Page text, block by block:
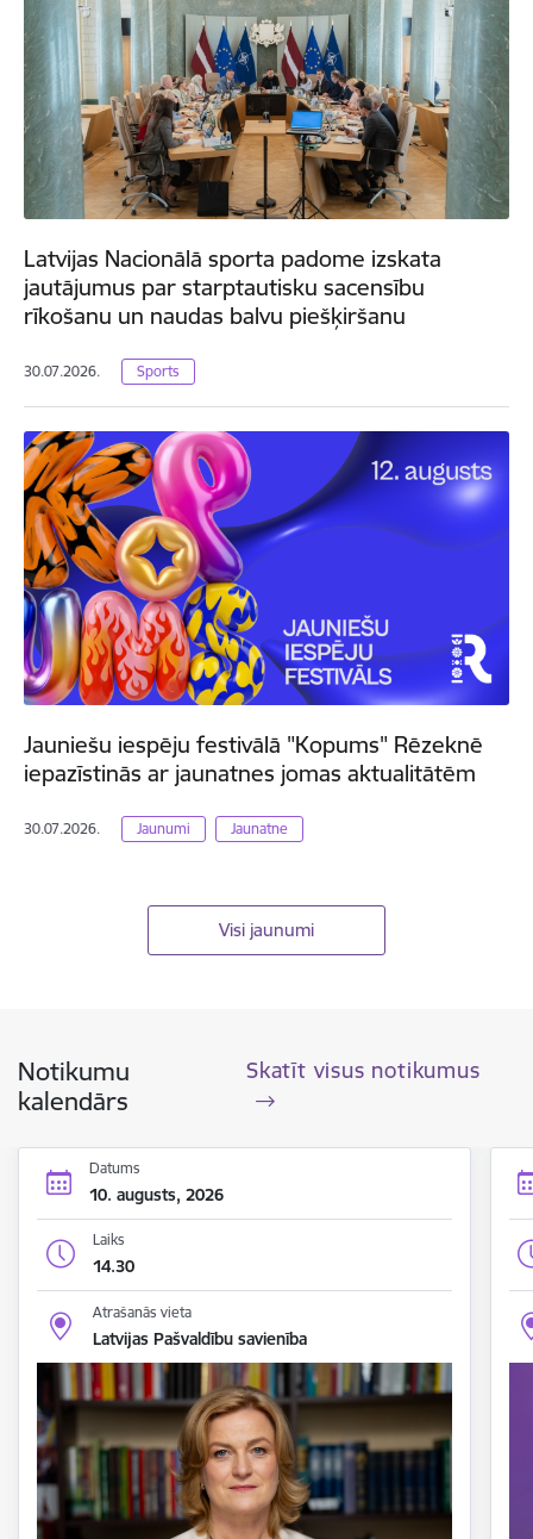
Latvijas Nacionālā sporta padome izskata
jautājumus par starptautisku sacensību
rīkošanu un naudas balvu piešķiršanu
30.07.2026. Sports
Jauniešu iespēju festivālā "Kopums" Rēzeknē
iepazīstinās ar jaunatnes jomas aktualitātēm
30.07.2026. Jaunumi Jaunatne
Visi jaunumi
Notikumu
kalendārs
Skatīt visus notikumus
Datums
10. augusts, 2026
Laiks
14.30
Atrašanās vieta
Latvijas Pašvaldību savienība